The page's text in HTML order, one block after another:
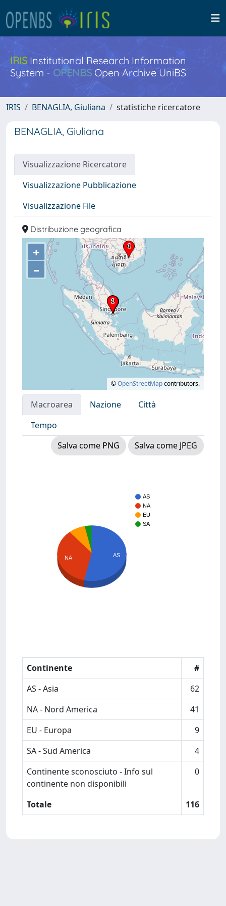
IRISInstitutional Research Information
System - OPENBS Open Archive UniBS
IRIS BENAGLIA, Giuliana statistiche ricercatore
BENAGLIA, Giuliana
Visualizzazione Ricercatore
Visualizzazione Pubblicazione
Visualizzazione File
Distribuzione geografica
+
–
©OpenStreetMapcontributors.
Macroarea Nazione
Città
Tempo
Salva come PNG
Salva come JPEG
AS
NA
EU
SA
NA AS
Continente
#
AS - Asia
62
NA - Nord America
41
EU - Europa
9
SA - Sud America
4
Continente sconosciuto - Info sul
continente non disponibili
0
Totale 116